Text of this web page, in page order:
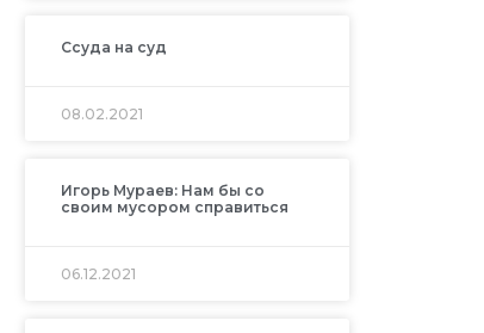
Ссуда на суд
08.02.2021
Игорь Мураев: Нам бы со
своим мусором справиться
06.12.2021